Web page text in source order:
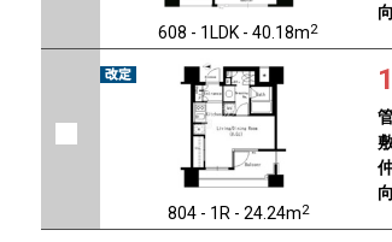
608 - 1LDK - 40.18m2
804 - 1R - 24.24m2